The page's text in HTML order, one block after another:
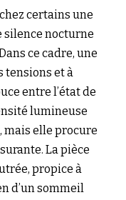
certains une
silence nocturne
ce cadre, une
tensions et à
entre l’état de
lumineuse
mais elle procure
La pièce
propice à
d’un sommeil